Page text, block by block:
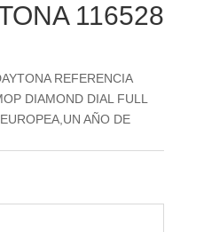
116528
REFERENCIA
DIAMOND DIAL FULL
AÑO DE